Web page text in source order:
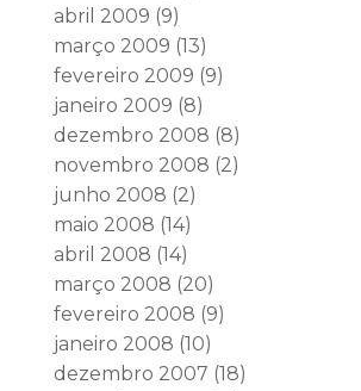
abril 2009 (9)
março 2009 (13)
fevereiro 2009 (9)
janeiro 2009 (8)
dezembro 2008 (8)
novembro 2008 (2)
junho 2008 (2)
maio 2008 (14)
abril 2008 (14)
março 2008 (20)
fevereiro 2008 (9)
janeiro 2008 (10)
dezembro 2007 (18)